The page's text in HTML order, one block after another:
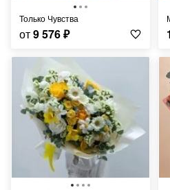
Только Чувства
от9 576₽